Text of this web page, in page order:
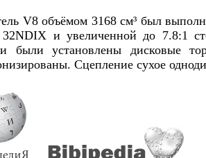
V8 объёмом 3168 см³ был
и увеличенной до 7.8:1
были установлены дисковые
Сцепление сухое